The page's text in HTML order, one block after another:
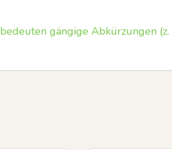
gängige Abkürzungen (z.